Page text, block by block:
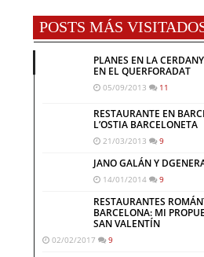
POSTS MÁS
PLANES EN LA
EN EL QUERFORADAT
05/09/2013 11
RESTAURANTE EN
L’OSTIA BARCELONETA
21/03/2013 9
JANO GALÁN Y
14/01/2014 9
RESTAURANTES
BARCELONA: MI
SAN VALENTÍN
02/02/2017 9